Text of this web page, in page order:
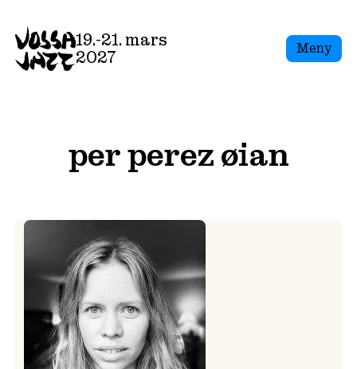
to
content
19.-21. mars
2027
Meny
per perez øian